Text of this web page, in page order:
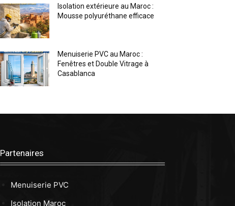
Isolation extérieure au Maroc :
Mousse polyuréthane efficace
Menuiserie PVC au Maroc :
Fenêtres et Double Vitrage à
Casablanca
Partenaires
Menuiserie PVC
Isolation Maroc